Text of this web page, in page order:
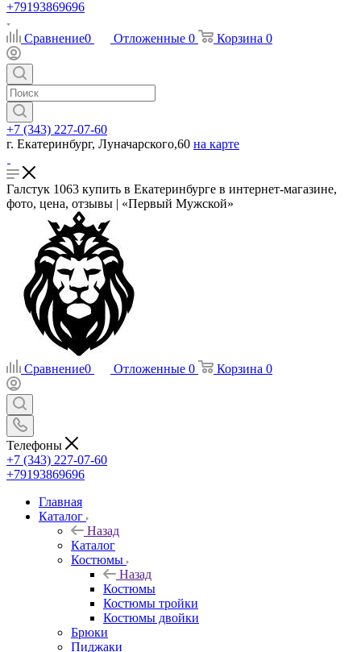
+79193869696
Сравнение0 Отложенные 0 Корзина 0
+7 (343) 227-07-60
г. Екатеринбург, Луначарского,60 на карте
Галстук 1063 купить в Екатеринбурге в интернет-магазине,
фото, цена, отзывы | «Первый Мужской»
Сравнение0 Отложенные 0 Корзина 0
Телефоны
+7 (343) 227-07-60
+79193869696
Главная
Каталог
Назад
Каталог
Костюмы
Назад
Костюмы
Костюмы тройки
Костюмы двойки
Брюки
Пиджаки